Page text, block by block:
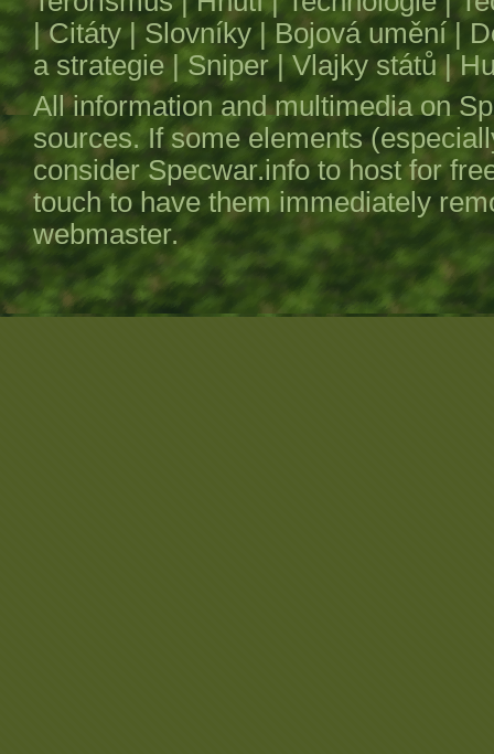
|Citáty Slovníky Bojová umění
a strategie |Sniper|Vlajky států|
All information and multimedia on
sources. If some elements
considerSpecwar.infoto host for
touch to have them immediately
webmaster.